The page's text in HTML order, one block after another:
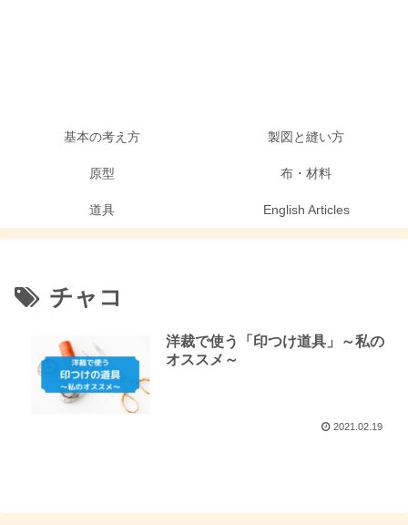
基本の考え方 製図と縫い方
原型 布・材料
道具 English Articles
チャコ
洋裁で使う「印つけ道具」～私の
オススメ～
2021.02.19